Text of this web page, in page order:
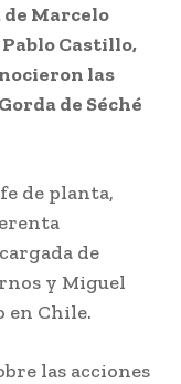
de Marcelo
Castillo,
las
de Séché
de planta,
de
y Miguel
en Chile.
las acciones